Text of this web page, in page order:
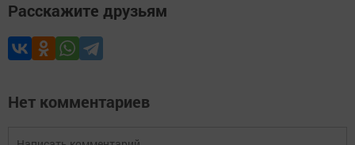
Расскажите друзьям
Нет комментариев